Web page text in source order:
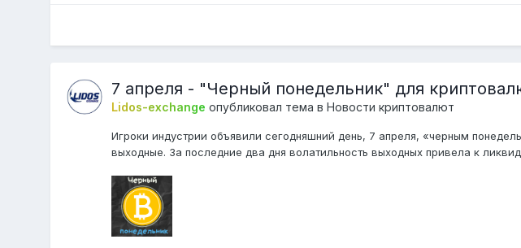
7 апреля - "Черный понедельник" для
Lidos-exchange опубликовал тема вНовости криптовалют
Игроки индустрии объявили сегодняшний день, 7 апреля, «черным
выходные. За последние два дня волатильность выходных привела к